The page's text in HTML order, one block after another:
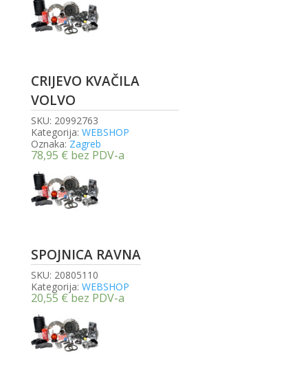
CRIJEVO KVAČILA
VOLVO
SKU: 20992763
Kategorija: WEBSHOP
Oznaka: Zagreb
78,95 € bez PDV-a
SPOJNICA RAVNA
SKU: 20805110
Kategorija: WEBSHOP
20,55 €bez PDV-a